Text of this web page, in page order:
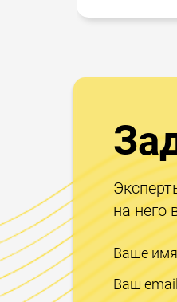
на него
Ваше имя
Ваш